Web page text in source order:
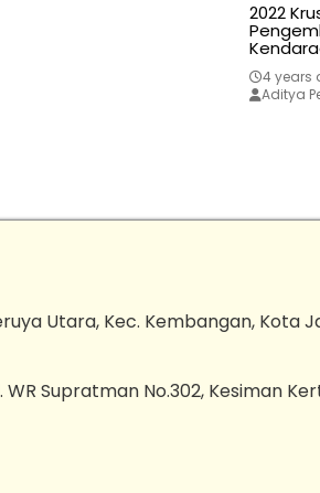
2022
4 years
Aditya
Utara, Kec. Kembangan, Kota
Supratman No.302, Kesiman